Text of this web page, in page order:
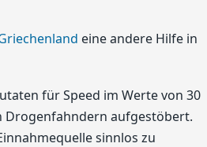
eine andere Hilfe in
für Speed im Werte von 30
Drogenfahndern aufgestöbert.
sinnlos zu